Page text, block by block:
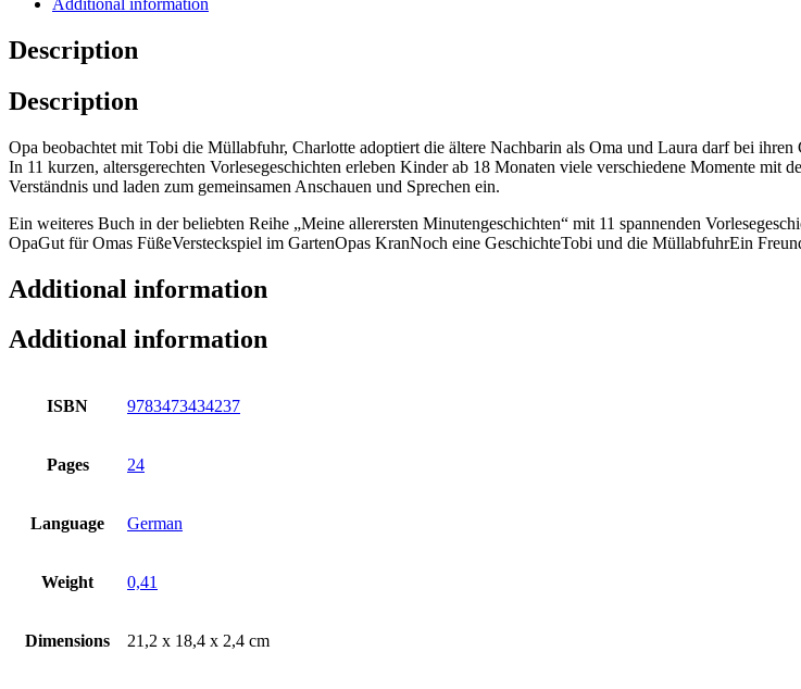
Description
Description
Opa beobachtet mit Tobi die Müllabfuhr, Charlotte adoptiert die ältere Nachbarin als Oma und Laura darf bei ihren
In 11 kurzen, altersgerechten Vorlesegeschichten erleben Kinder ab 18 Monaten viele verschiedene Momente
Verständnis und laden zum gemeinsamen Anschauen und Sprechen ein.
Ein weiteres Buch in der beliebten Reihe „Meine allerersten Minutengeschichten“ mit 11 spannenden
OpaGut für Omas FüßeVersteckspiel im GartenOpas KranNoch eine GeschichteTobi und die MüllabfuhrEin
Additional information
Additional information
ISBN 9783473434237
Pages 24
Language German
Weight 0,41
Dimensions 21,2 x 18,4 x 2,4 cm